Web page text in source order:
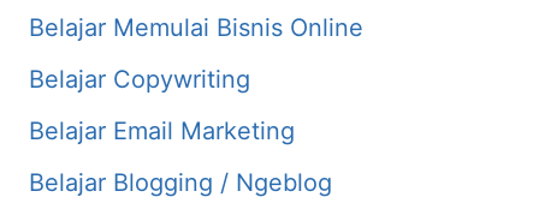
Belajar Memulai Bisnis Online
Belajar Copywriting
Belajar Email Marketing
Belajar Blogging / Ngeblog